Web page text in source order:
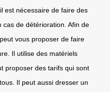
est nécessaire de faire des
de détérioration. Afin de
vous proposer de faire
Il utilise des matériels
proposer des tarifs qui sont
Il peut aussi dresser un